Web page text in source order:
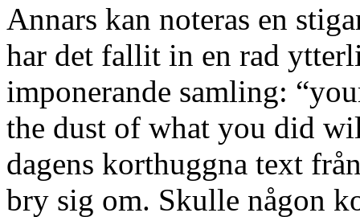
Annars kan noteras en
har det fallit in en rad
imponerande samling:
the dust of what you did
dagens korthuggna text
bry sig om. Skulle någon